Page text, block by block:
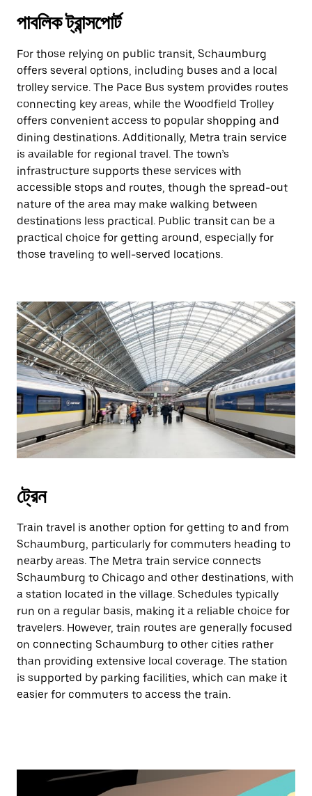
পাবলিক ট্রান্সপোর্ট
For those relying on public transit, Schaumburg
offers several options, including buses and a local
trolley service. The Pace Bus system provides routes
connecting key areas, while the Woodfield Trolley
offers convenient access to popular shopping and
dining destinations. Additionally, Metra train service
is available for regional travel. The town’s
infrastructure supports these services with
accessible stops and routes, though the spread-out
nature of the area may make walking between
destinations less practical. Public transit can be a
practical choice for getting around, especially for
those traveling to well-served locations.
ট্রেন
Train travel is another option for getting to and from
Schaumburg, particularly for commuters heading to
nearby areas. The Metra train service connects
Schaumburg to Chicago and other destinations, with
a station located in the village. Schedules typically
run on a regular basis, making it a reliable choice for
travelers. However, train routes are generally focused
on connecting Schaumburg to other cities rather
than providing extensive local coverage. The station
is supported by parking facilities, which can make it
easier for commuters to access the train.